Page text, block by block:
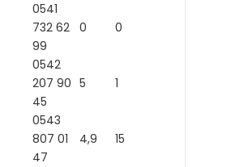
0541
732 62
99
0 0
0542
207 90
45
5 1
0543
807 01
47
4,9 15